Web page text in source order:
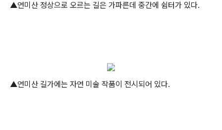
▲연미산 정상으로 오르는 길은 가파른데 중간에 쉼터가 있다.
▲연미산 길가에는 자연 미술 작품이 전시되어 있다.